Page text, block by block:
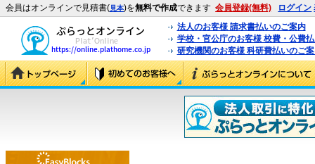
会員はオンラインで見積書(見本)を無料で作成できます 会員登録(無料) ログイン
法人のお客様 請求書払いのご案内
学校・官公庁のお客様 校費・公費
研究機関のお客様 科研費払いのご